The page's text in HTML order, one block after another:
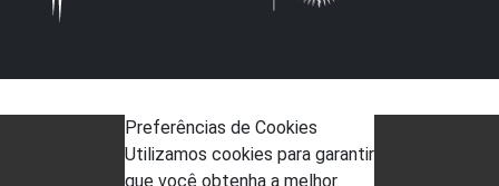
Preferências de Cookies
Utilizamos cookies para garantir
que você obtenha a melhor